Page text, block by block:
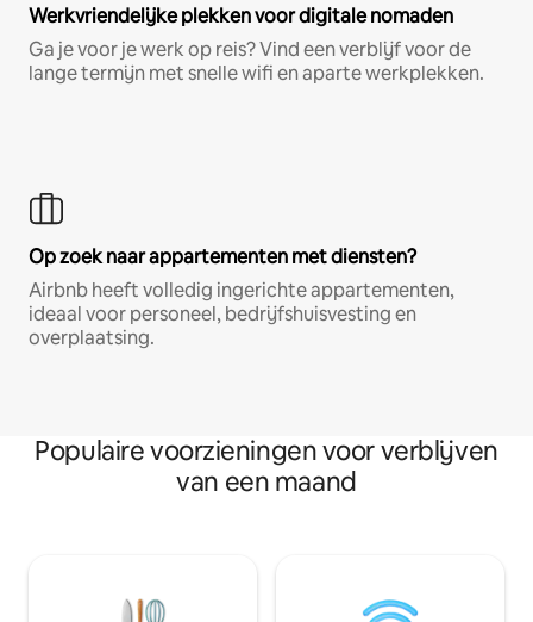
Werkvriendelijke plekken voor digitale nomaden
Ga je voor je werk op reis? Vind een verblijf voor de
lange termijn met snelle wifi en aparte werkplekken.
Op zoek naar appartementen met diensten?
Airbnb heeft volledig ingerichte appartementen,
ideaal voor personeel, bedrijfshuisvesting en
overplaatsing.
Populaire voorzieningen voor verblijven
van een maand